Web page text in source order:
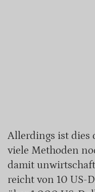
Allerdings ist dies
viele Methoden
damit
reicht von 10 US-